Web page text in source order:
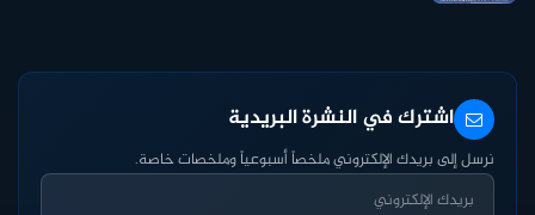
اشترك في النشرة البريدية
نرسل إلى بريدك الإلكتروني ملخصاً أسبوعياً وملخصات خاصة.